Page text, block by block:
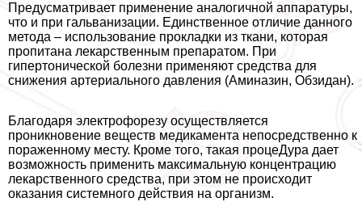
Предусматривает применение аналогичной аппаратуры,
что и при гальванизации. Единственное отличие данного
метода – использование прокладки из ткани, которая
пропитана лекарственным препаратом. При
гипертонической болезни применяют средства для
снижения артериального давления (Аминазин, Обзидан).
Благодаря электрофорезу осуществляется
проникновение веществ медикамента непосредственно к
пораженному месту. Кроме того, такая процеДypa дает
возможность применить максимальную концентрацию
лекарственного средства, при этом не происходит
оказания системного действия на организм.